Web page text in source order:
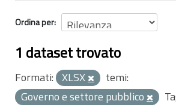
Ordina per
1 dataset trovato
Formati: XLSX
temi:
Governo e settore pubblico